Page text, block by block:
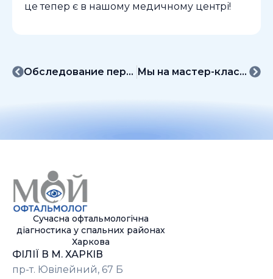
це тепер є в нашому медичному центрі!
Обследование перед началом учебного года Мы на мастер-классе «Практическая рефракция»
Сучасна офтальмологічна
діагностика у спальних районах
Харкова
ФІЛІЇ В М. ХАРКІВ
пр-т. Ювілейний, 67 Б